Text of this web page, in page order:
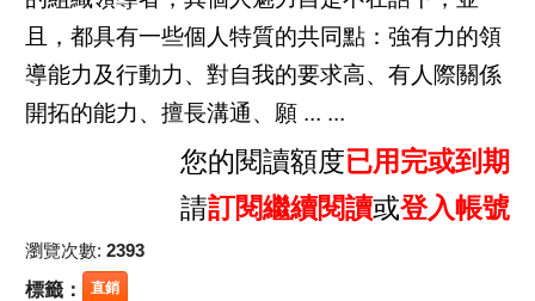
且，都具有一些個人特質的共同點：強有力的領
導能力及行動力、對自我的要求高、有人際關係
開拓的能力、擅長溝通、願 ... ...
您的閱讀額度已用完或到期
請訂閱繼續閱讀或登入帳號
瀏覽次數: 2393
標籤： 直銷